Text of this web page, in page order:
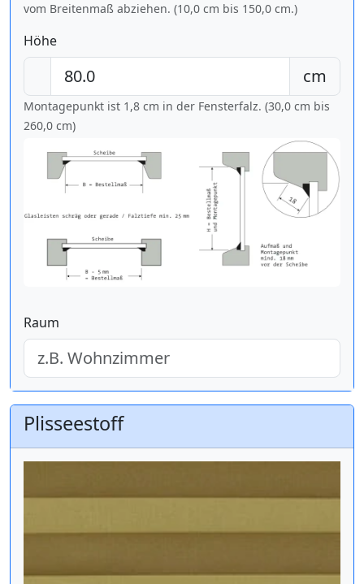
vom Breitenmaß abziehen. (10,0 cm bis 150,0 cm.)
Höhe
cm
Montagepunkt ist 1,8 cm in der Fensterfalz. (30,0 cm bis
260,0 cm)
Raum
Plisseestoff